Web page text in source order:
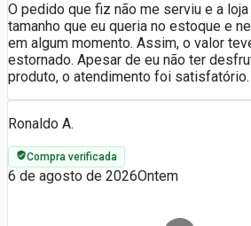
O pedido que fiz não me serviu e a loja
tamanho que eu queria no estoque e
em algum momento. Assim, o valor
estornado. Apesar de eu não ter
produto, o atendimento foi satisfatório.
Ronaldo A.
Compra verificada
6 de agosto de 2026Ontem